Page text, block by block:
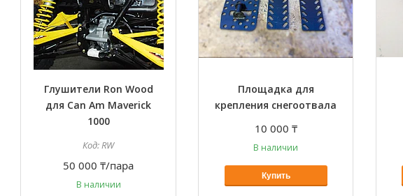
Глушители Ron Wood
для Can Am Maverick
1000
RW
50 000 ₸/пара
В наличии
Площадка для
крепления снегоотвала
10 000 ₸
В наличии
Купить